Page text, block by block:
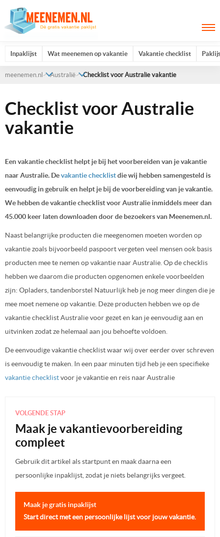
Inpaklijst Wat meenemen op vakantie Vakantie checklist
meenemen.nl Australië Checklist voor Australie vakantie
Checklist voor Australie
vakantie
Een vakantie checklist helpt je bij het voorbereiden van je vakantie
naar Australie. Devakantie checklistdie wij hebben samengesteld is
eenvoudig in gebruik en helpt je bij de voorbereiding van je vakantie.
We hebben de vakantie checklist voor Australie inmiddels meer dan
45.000 keer laten downloaden door de bezoekers van Meenemen.nl.
Naast belangrijke producten die meegenomen moeten worden op
vakantie zoals bijvoorbeeld paspoort vergeten veel mensen ook basis
producten mee te nemen op vakantie naar Australie. Op de checklis
hebben we daarom die producten opgenomen enkele voorbeelden
zijn: Opladers, tandenborstel Natuurlijk heb je nog meer dingen die je
mee moet nemene op vakantie. Deze producten hebben we op de
vakantie checklist Australie voor gezet en kan je eenvoudig aan en
uitvinken zodat ze helemaal aan jou behoefte voldoen.
De eenvoudige vakantie checklist waar wij over eerder over schreven
is eenvoudig te maken. In een paar minuten tijd heb je een specifieke
vakantie checklistvoor je vakantie en reis naar Australie
VOLGENDE STAP
Maak je vakantievoorbereiding
compleet
Gebruik dit artikel als startpunt en maak daarna een
persoonlijke inpaklijst, zodat je niets belangrijks vergeet.
Maak je gratis inpaklijst
Start direct met een persoonlijke lijst voor jouw vakantie.